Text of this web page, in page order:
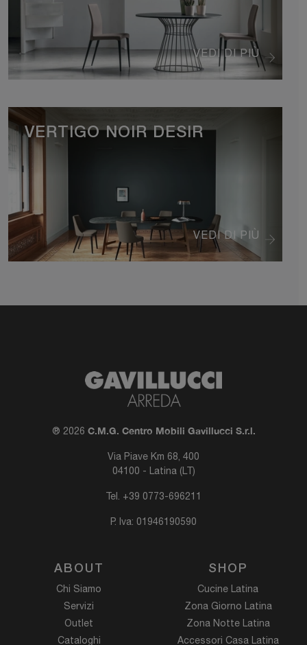
VEDI DI PIÙ
VEDI DI PIÙ
VERTIGO NOIR DESIR
® 2026 C.M.G. Centro Mobili Gavillucci S.r.l.
Via Piave Km 68, 400
04100 - Latina (LT)
Tel. +39 0773-696211
P. Iva: 01946190590
ABOUT
Chi Siamo
Servizi
Outlet
Cataloghi
SHOP
Cucine Latina
Zona Giorno Latina
Zona Notte Latina
Accessori Casa Latina